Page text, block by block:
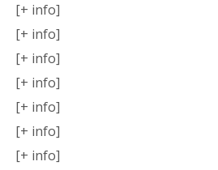
[+ info]
[+ info]
[+ info]
[+ info]
[+ info]
[+ info]
[+ info]